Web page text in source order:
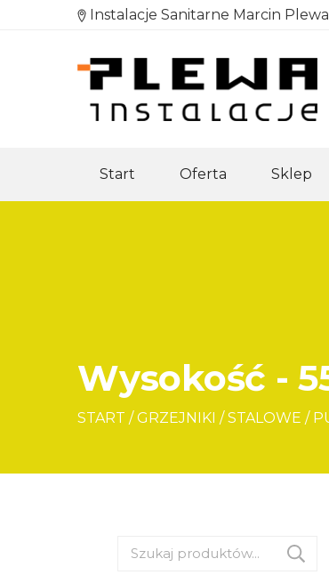
Instalacje Sanitarne Marcin
Start Oferta Sklep
Wysokość -
START / GRZEJNIKI / STALOWE /
Szukaj: